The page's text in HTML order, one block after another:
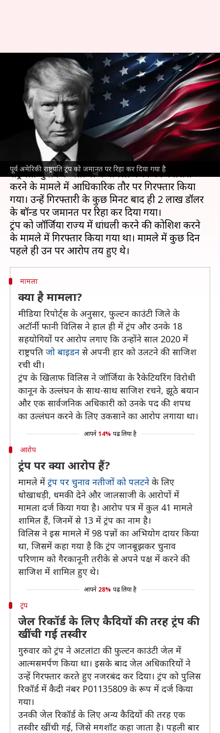
पूर्व अमेरिकी राष्ट्रपति ट्रंप को जमानत पर रिहा कर दिया गया है
अमेरिका: पूर्व राष्ट्रपति डोनाल्ड ट्रंप
चुनाव धांधली के मामले में गिरफ्तार,
जमानत पर रिहा
मुकुल तोमर संपादन नवीन Aug 25, 2023 09:00 am
क्या है खबर?
के पूर्व राष्ट्रपति डोनाल्ड ट्रंपको आज 2020
राष्ट्रपति चुनाव के नतीजों में धांधली करने की कोशिश
करने के मामले में आधिकारिक तौर पर गिरफ्तार किया
गया। उन्हें गिरफ्तारी के कुछ मिनट बाद ही 2 लाख डॉलर
के बॉन्ड पर जमानत पर रिहा कर दिया गया।
ट्रंप को जॉर्जिया राज्य में धांधली करने की कोशिश करने
के मामले में गिरफ्तार किया गया था। मामले में कुछ दिन
मामला
क्या है मामला?
मीडिया रिपोर्ट्स के अनुसार, फुल्टन काउंटी जिले के
अटॉर्नी फानी विलिस ने हाल ही में ट्रंप और उनके 18
सहयोगियों पर आरोप लगाए कि उन्होंने साल 2020 में
राष्ट्रपति जो बाइडन से अपनी हार को उलटने की साजिश
रची थी।
ट्रंप के खिलाफ विलिस ने जॉर्जिया के रैकेटियरिंग विरोधी
कानून के उल्लंघन के साथ-साथ साजिश रचने, झूठे बयान
और एक सार्वजनिक अधिकारी को उनके पद की शपथ
का उल्लंघन करने के लिए उकसाने का आरोप लगाया था।
आपने 14% पढ़ लिया है
आरोप
ट्रंप पर क्या आरोप हैं?
मामले में ट्रंप पर चुनाव नतीजों को पलटने के लिए
धोखाधड़ी, धमकी देने और जालसाजी के आरोपों में
मामला दर्ज किया गया है। आरोप पत्र में कुल 41 मामले
शामिल हैं, जिनमें से 13 में ट्रंप का नाम है।
विलिस ने इस मामले में 98 पन्नों का अभियोग दायर किया
था, जिसमें कहा गया है कि ट्रंप जानबूझकर चुनाव
परिणाम को गैरकानूनी तरीके से अपने पक्ष में करने की
साजिश में शामिल हुए थे।
आपने 28% पढ़ लिया है
ट्रंप
जेल रिकॉर्ड के लिए कैदियों की तरह ट्रंप की
खींची गई तस्वीर
गुरुवार को ट्रंप ने अटलांटा की फुल्टन काउंटी जेल में
आत्मसमर्पण किया था। इसके बाद जेल अधिकारियों ने
उन्हें गिरफ्तार करते हुए नजरबंद कर दिया। ट्रंप को पुलिस
रिकॉर्ड में कैदी नंबर P01135809 के रूप में दर्ज किया
गया।
उनकी जेल रिकॉर्ड के लिए अन्य कैदियों की तरह एक
तस्वीर खींची गई, जिसे मगशॉट कहा जाता है। पहली बार